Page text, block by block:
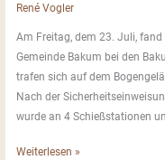
René Vogler
Am Freitag, dem 23. Juli,
Gemeinde Bakum bei den
trafen sich auf dem
Nach der
wurde an 4 Schießstationen
Ferienpassaktion
Weiterlesen »